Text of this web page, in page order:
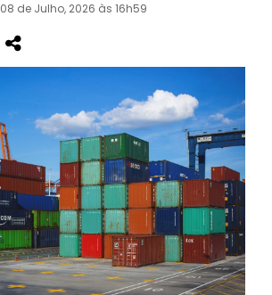
08 de Julho, 2026 às 16h59